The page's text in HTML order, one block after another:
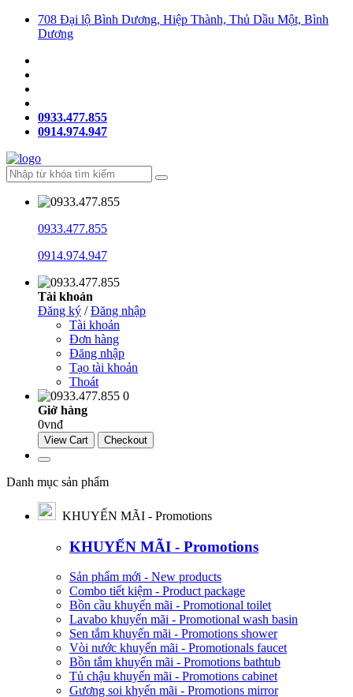
708 Đại lộ Bình Dương, Hiệp Thành, Thủ Dầu Một, Bình
Dương
0933.477.855
0914.974.947
0933.477.855
0914.974.947
Tài khoản
Đăng ký /Đăng nhập
Tài khoản
Đơn hàng
Đăng nhập
Tạo tài khoản
Thoát
0
Giở hàng
0vnđ
View Cart Checkout
Danh mục sản phẩm
KHUYẾN MÃI - Promotions
KHUYẾN MÃI - Promotions
Sản phẩm mới - New products
Combo tiết kiệm - Product package
Bồn cầu khuyến mãi - Promotional toilet
Lavabo khuyến mãi - Promotional wash basin
Sen tắm khuyến mãi - Promotions shower
Vòi nước khuyến mãi - Promotionals faucet
Bồn tắm khuyến mãi - Promotions bathtub
Tủ chậu khuyến mãi - Promotions cabinet
Gương soi khyến mãi - Promotions mirror